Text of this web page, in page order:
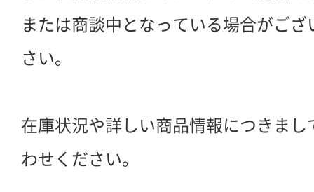
または商談中となっている場合がご
さい。
在庫状況や詳しい商品情報につきま
わせください。